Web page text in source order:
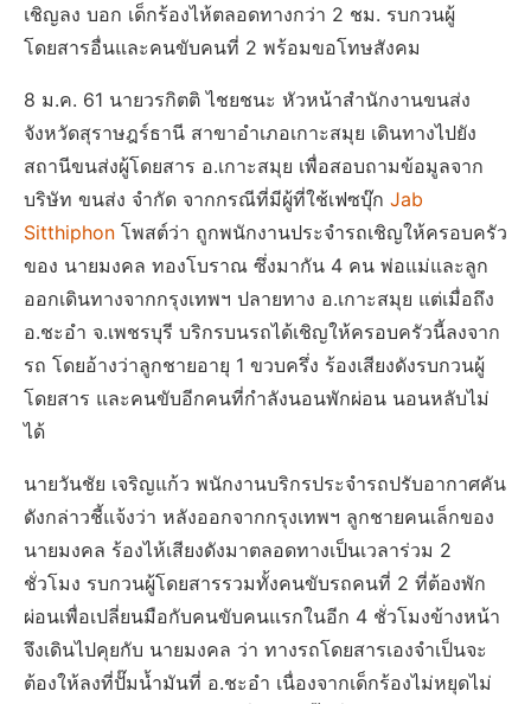
เชิญลง บอก เด็กร้องไห้ตลอดทางกว่า 2 ชม. รบกวนผู้
โดยสารอื่นและคนขับคนที่ 2 พร้อมขอโทษสังคม
8 ม.ค. 61 นายวรกิตติ ไชยชนะ หัวหน้าสำนักงานขนส่ง
จังหวัดสุราษฎร์ธานี สาขาอำเภอเกาะสมุย เดินทางไปยัง
สถานีขนส่งผู้โดยสาร อ.เกาะสมุย เพื่อสอบถามข้อมูลจาก
บริษัท ขนส่ง จำกัด จากกรณีที่มีผู้ที่ใช้เฟซบุ๊ก Jab
Sitthiphon โพสต์ว่า ถูกพนักงานประจำรถเชิญให้ครอบครัว
ของ นายมงคล ทองโบราณ ซึ่งมากัน 4 คน พ่อแม่และลูก
ออกเดินทางจากกรุงเทพฯ ปลายทาง อ.เกาะสมุย แต่เมื่อถึง
อ.ชะอำ จ.เพชรบุรี บริกรบนรถได้เชิญให้ครอบครัวนี้ลงจาก
รถ โดยอ้างว่าลูกชายอายุ 1 ขวบครึ่ง ร้องเสียงดังรบกวนผู้
โดยสาร และคนขับอีกคนที่กำลังนอนพักผ่อน นอนหลับไม่
ได้
นายวันชัย เจริญแก้ว พนักงานบริกรประจำรถปรับอากาศคัน
ดังกล่าวชี้แจ้งว่า หลังออกจากกรุงเทพฯ ลูกชายคนเล็กของ
นายมงคล ร้องไห้เสียงดังมาตลอดทางเป็นเวลาร่วม 2
ชั่วโมง รบกวนผู้โดยสารรวมทั้งคนขับรถคนที่ 2 ที่ต้องพัก
ผ่อนเพื่อเปลี่ยนมือกับคนขับคนแรกในอีก 4 ชั่วโมงข้างหน้า
จึงเดินไปคุยกับ นายมงคล ว่า ทางรถโดยสารเองจำเป็นจะ
ต้องให้ลงที่ปั๊มน้ำมันที่ อ.ชะอำ เนื่องจากเด็กร้องไม่หยุดไม่